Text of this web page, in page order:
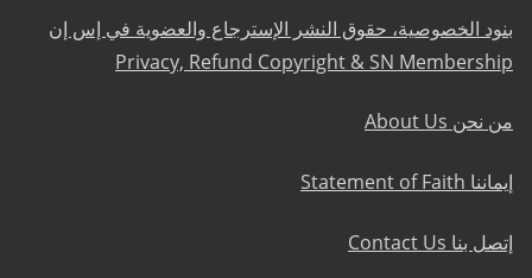
بنود الخصوصية، حقوق النشر الإسترجاع والعضوية في إس إن
Privacy, Refund Copyright & SN Membership
من نحن About Us
إيماننا Statement of Faith
إتصل بنا Contact Us